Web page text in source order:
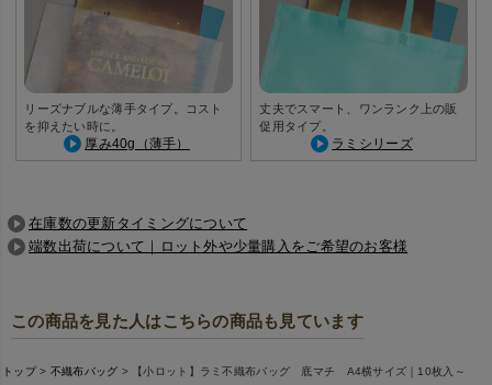
リーズナブルな薄手タイプ。コスト
を抑えたい時に。
厚み40g（薄手）
丈夫でスマート、ワンランク上の販
促用タイプ。
ラミシリーズ
在庫数の更新タイミングについて
端数出荷について｜ロット外や少量購入をご希望のお客様
この商品を見た人はこちらの商品も見ています
トップ 不織布バッグ 【小ロット】ラミ不織布バッグ 底マチ A4横サイズ｜10枚入～